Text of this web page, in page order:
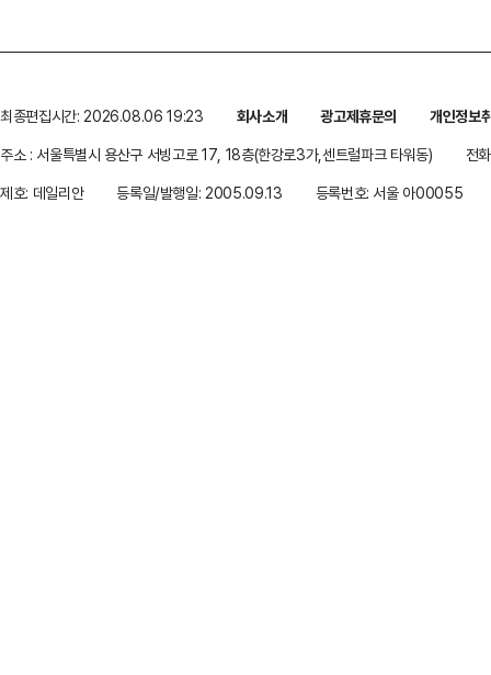
최종편집시간: 2026.08.06 19:23 회사소개 광고제휴문의
개인정보
주소 : 서울특별시 용산구 서빙고로 17, 18층(한강로3가,센트럴파크 타워동)
전
제호: 데일리안
등록일/발행일: 2005.09.13 등록번호: 서울 아00055